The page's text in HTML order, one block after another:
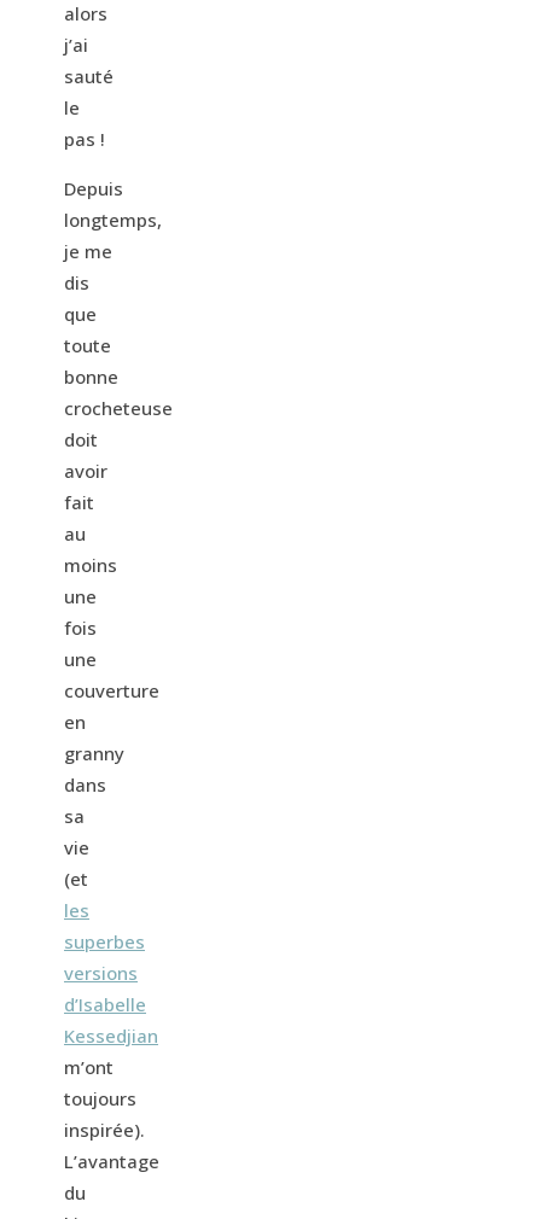
alors
j’ai
sauté
le
pas !
Depuis
longtemps,
je me
dis
que
toute
bonne
crocheteuse
doit
avoir
fait
au
moins
une
fois
une
couverture
en
granny
dans
sa
vie
(et
les
superbes
versions
d’Isabelle
Kessedjian
m’ont
toujours
inspirée).
L’avantage
du